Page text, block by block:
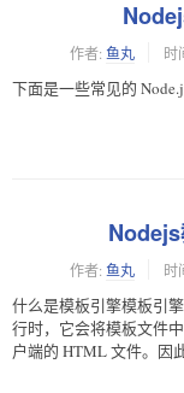
作者: 鱼丸 时
下面是一些常见的
作者: 鱼丸 时
什么是模板引擎模板引
行时，它会将模板文件
户端的 HTML 文件。因